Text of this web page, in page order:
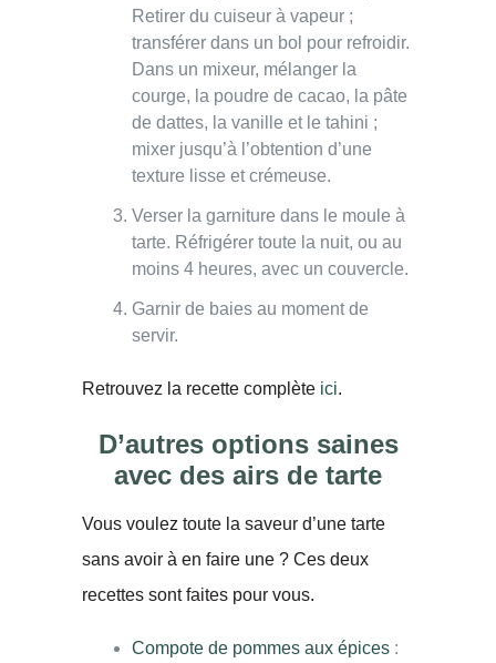
Retirer du cuiseur à vapeur ;
transférer dans un bol pour refroidir.
Dans un mixeur, mélanger la
courge, la poudre de cacao, la pâte
de dattes, la vanille et le tahini ;
mixer jusqu’à l’obtention d’une
texture lisse et crémeuse.
Verser la garniture dans le moule à
tarte. Réfrigérer toute la nuit, ou au
moins 4 heures, avec un couvercle.
Garnir de baies au moment de
servir.
Retrouvez la recette complète ici.
D’autres options saines
avec des airs de tarte
Vous voulez toute la saveur d’une tarte
sans avoir à en faire une ? Ces deux
recettes sont faites pour vous.
Compote de pommes aux épices :